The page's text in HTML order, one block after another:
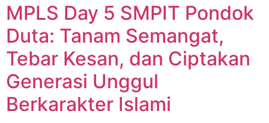
MPLS Day 5 SMPIT Pondok
Duta: Tanam Semangat,
Tebar Kesan, dan Ciptakan
Generasi Unggul
Berkarakter Islami